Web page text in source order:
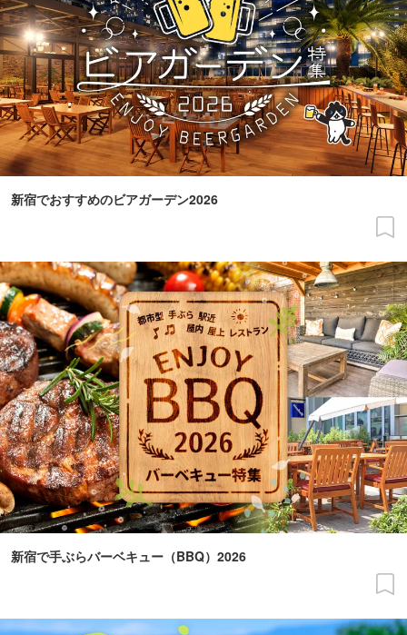
新宿でおすすめのビアガーデン2026
新宿で手ぶらバーベキュー（BBQ）2026